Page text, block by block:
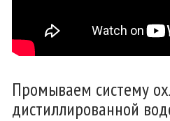
Промываем систему
дистиллированной